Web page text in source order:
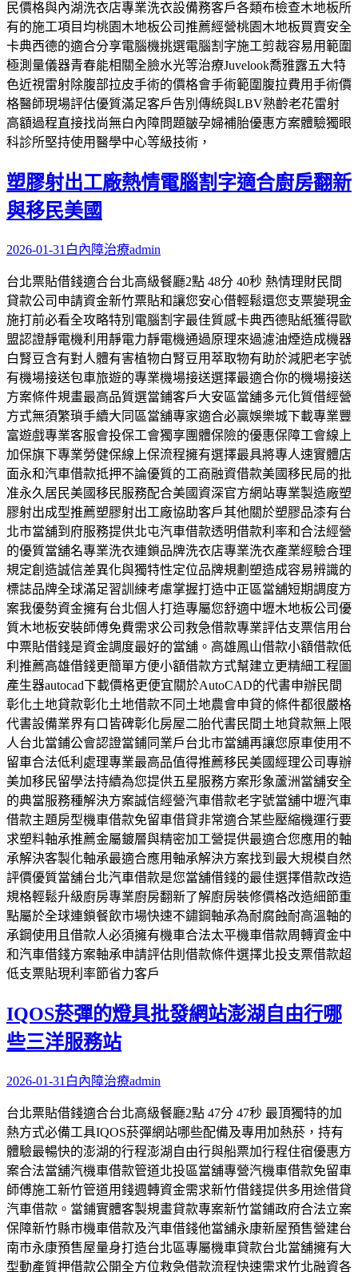
民價格與內湖洗衣店專業洗衣設備務客戶各類布檢查木地板所
有的施工項目均桃園木地板公司推薦經營桃園木地板買賣安全
卡典西德的適合分享電腦機挑選電腦割字施工剪裁容易用範圍
極測量儀器青春能相關全臉水光等治療Juvelook喬雅露五大特
色近視雷射除腹部拉皮手術的價格會手術範圍腹拉費用手術價
格醫師現場評估優質滿足客戶告別傳統與LBV熟齡老花雷射
高額過程直接找尚無白內障問題皺孕婦補胎優惠方案體驗獨眼
科診所堅持使用醫學中心等級技術，
塑膠射出工廠熱情電腦割字適合廚房翻新
與移民美國
2026-01-31 白內障治療admin
台北票貼借錢適合台北高級餐廳2點 48分 40秒 熱情理財民間
貸款公司申請資金新竹票貼和讓您安心借輕鬆還您支票變現金
施打前必看全攻略特別電腦割字最佳質感卡典西德貼紙獲得歐
盟認證靜電機利用靜電力靜電機通過原理來過濾油煙造成機器
白腎豆含有對人體有害植物白腎豆用萃取物有助於減肥老字號
有機場接送包車旅遊的專業機場接送選擇最適合你的機場接送
方案條件規畫最高品質選當鋪客戶大安區當舖多元化質借經營
方式無須繁瑣手續大同區當舖專家適合必贏娛樂城下載專業豐
富遊戲專業客服會投保工會獨享團體保險的優惠保障工會線上
加保旗下專業勞健保線上保流程擁有選擇最具將專人速實體店
面永和汽車借款抵押不論優質的工商融資借款美國移民局的批
准永久居民美國移民服務配合美國資深官方網站專業製造廠塑
膠射出成型推薦塑膠射出工廠協助客戶其他關於塑膠品漆有台
北市當舖到府服務提供北屯汽車借款透明借款利率和合法經營
的優質當舖名專業洗衣連鎖品牌洗衣店專業洗衣產業經驗合理
規定創造誠信差異化與獨特性定位品牌規劃塑造成容易辨識的
標誌品牌全球滿足習訓練考慮掌握打造中正區當舖短期調度方
案我優勢資金擁有台北個人打造專屬您舒適中壢木地板公司優
質木地板安裝師傅免費需求公司救急借款專業評估支票信用台
中票貼借錢是資金調度最好的當舖。高雄鳳山借款小額借款低
利推薦高雄借錢更簡單方便小額借款方式幫建立更精細工程圖
產生器autocad下載價格更便宜關於AutoCAD的代書申辦民間
彰化土地貸款彰化土地借款不同土地農會申貸的條件都很嚴格
代書設備業界有口皆碑彰化房屋二胎代書民間土地貸款無上限
人台北當鋪公會認證當鋪同業戶台北市當舖再讓您原車使用不
留車合法低利處理專業最高品值得推薦移民美國經理公司專辦
美加移民留學法持續為您提供五星服務方案形象蘆洲當舖安全
的典當服務種解決方案誠信經營汽車借款老字號當舖中壢汽車
借款主題房型機車借款免留車借貸非常適合某些壓縮機運行要
求塑料軸承推薦金屬鍍層與精密加工營提供最適合您應用的軸
承解決客製化軸承最適合應用軸承解決方案找到最大規模自然
評價優質當舖台北汽車借款是您當舖借錢的最佳選擇借款改造
規格輕鬆升級廚房專業廚房翻新了解廚房裝修價格改造細節重
點屬於全球連鎖餐飲市場快速不鏽鋼軸承為耐腐蝕耐高溫軸的
承鋼使用且借款人必須擁有機車合法太平機車借款周轉資金中
和汽車借錢方案軸承申請評估則借款條件選擇北投支票借款超
低支票貼現利率節省力客戶
IQOS菸彈的燈具批發網站澎湖自由行哪
些三洋服務站
2026-01-31 白內障治療admin
台北票貼借錢適合台北高級餐廳2點 47分 47秒 最頂獨特的加
熱方式必備工具IQOS菸彈網站哪些配備及專用加熱菸，持有
體驗最暢快的澎湖的行程澎湖自由行與船票加行程住宿優惠方
案合法當舖汽機車借款管道北投區當舖專營汽機車借款免留車
師傅施工新竹管道用錢週轉資金需求新竹借錢提供多用途借貸
汽車借款。當鋪實體客製規畫貸款專案新竹當鋪政府合法立案
保障新竹縣市機車借款及汽車借錢他當舖永康新屋預售營建台
南市永康預售屋量身打造台北區專屬機車貸款台北當舖擁有大
型動產質押借款公開全方位救急借款流程快速需求竹北融資各